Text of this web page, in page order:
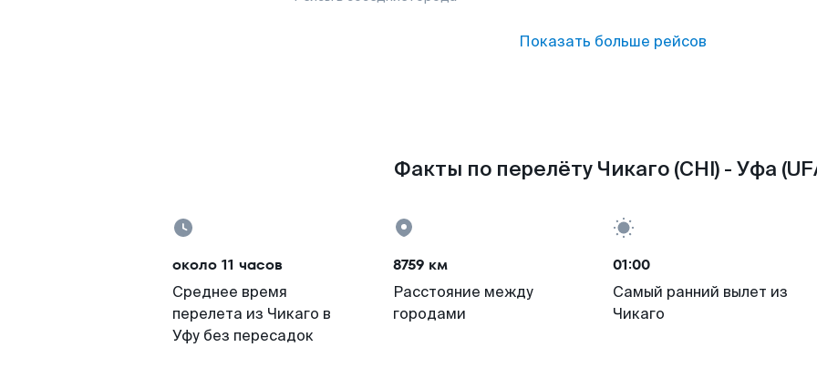
Показать больше рейсов
Факты по перелёту Чикаго (CHI) - Уфа
около 11 часов
Среднее время
перелета из Чикаго в
Уфу без пересадок
8759 км
Расстояние между
городами
01:00
Самый ранний вылет из
Чикаго